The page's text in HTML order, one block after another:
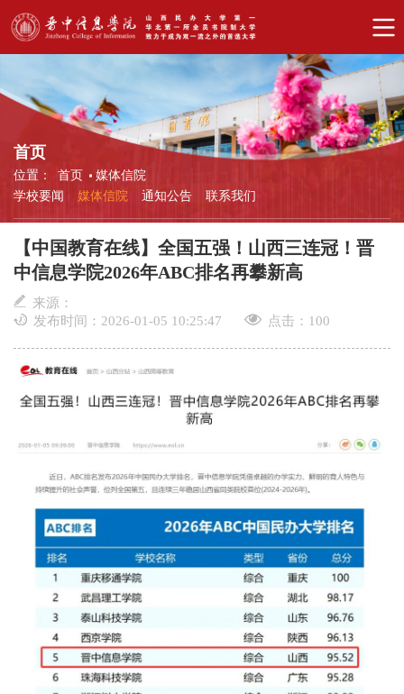
首页
位置： 首页
媒体信院
学校要闻
媒体信院 通知公告 联系我们
【中国教育在线】全国五强！山西三连冠！晋
中信息学院2026年ABC排名再攀新高
来源：
发布时间：2026-01-05 10:25:47
点击： 100